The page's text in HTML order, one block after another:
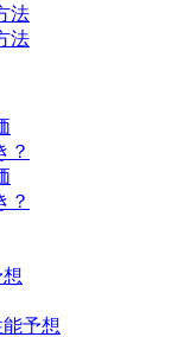
法
法
？
？
予想